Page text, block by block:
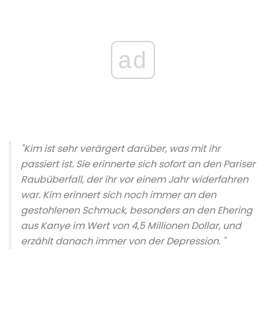
ad
"Kim ist sehr verärgert darüber, was mit ihr
passiert ist. Sie erinnerte sich sofort an den Pariser
Raubüberfall, der ihr vor einem Jahr widerfahren
war. Kim erinnert sich noch immer an den
gestohlenen Schmuck, besonders an den Ehering
aus Kanye im Wert von 4,5 Millionen Dollar, und
erzählt danach immer von der Depression. "